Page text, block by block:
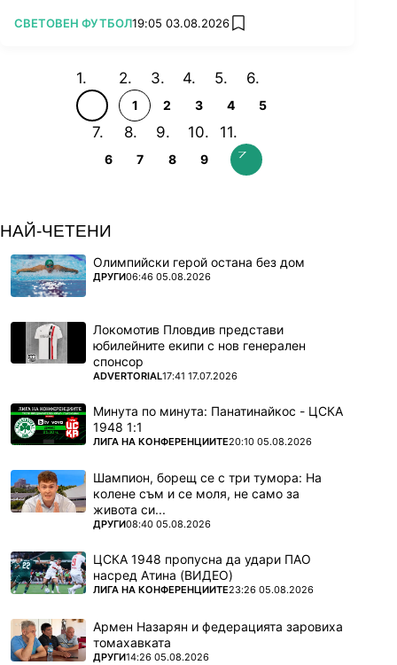
ПОВЕЧЕ ОТ
СВЕТОВЕН ФУТБОЛ19:05 03.08.2026 add favorites
1 2 3 4 5
6 7 8 9
НАЙ-ЧЕТЕНИ
Олимпийски герой остана без дом
ПОВЕЧЕ ОТ
ДРУГИ06:46 05.08.2026
Локомотив Пловдив представи
юбилейните екипи с нов генерален
спонсор
ПОВЕЧЕ ОТ
ADVERTORIAL17:41 17.07.2026
Минута по минута: Панатинайкос - ЦСКА
1948 1:1
ПОВЕЧЕ ОТ
ЛИГА НА КОНФЕРЕНЦИИТЕ20:10 05.08.2026
Шампион, борещ се с три тумора: На
колене съм и се моля, не само за
живота си...
ПОВЕЧЕ ОТ
ДРУГИ08:40 05.08.2026
ЦСКА 1948 пропусна да удари ПАО
насред Атина (ВИДЕО)
ПОВЕЧЕ ОТ
ЛИГА НА КОНФЕРЕНЦИИТЕ23:26 05.08.2026
Армен Назарян и федерацията заровиха
томахавката
ПОВЕЧЕ ОТ
ДРУГИ14:26 05.08.2026